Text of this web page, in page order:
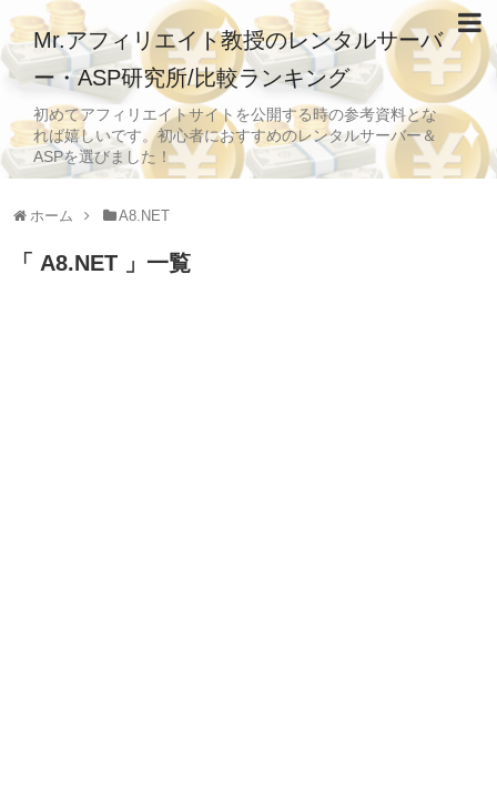
Mr.アフィリエイト教授のレンタルサーバ
ー・ASP研究所/比較ランキング
初めてアフィリエイトサイトを公開する時の参考資料とな
れば嬉しいです。初心者におすすめのレンタルサーバー＆
ASPを選びました！
ホーム A8.NET
A8.NET 一覧